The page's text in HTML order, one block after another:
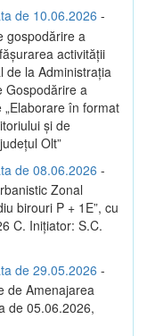
de 10.06.2026 -
gospodărire a
activității
de la Administrația
Gospodărire a
în format
și de
Olt”
de 08.06.2026 -
Zonal
birouri P + 1E”, cu
C. Inițiator: S.C.
de 29.05.2026 -
de Amenajarea
de 05.06.2026,